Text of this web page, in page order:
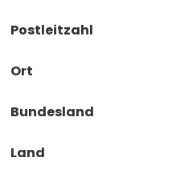
Postleitzahl
Ort
Bundesland
Land